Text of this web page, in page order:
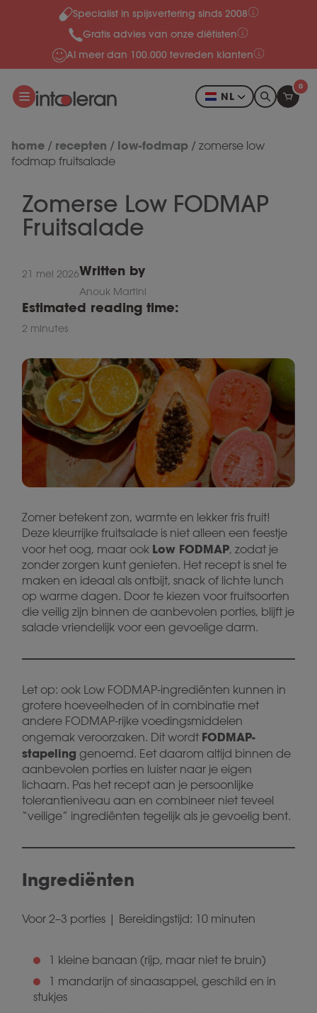
Meteen naar de content
Specialist in spijsvertering sinds 2008
Gratis advies van onze diëtisten
Al meer dan 100.000 tevreden klanten
NL
0
home / recepten / low-fodmap / zomerse low
fodmap fruitsalade
Zomerse Low FODMAP
Fruitsalade
21 mei 2026Written by
Anouk Martini
Estimated reading time:
2 minutes
Zomer betekent zon, warmte en lekker fris fruit!
Deze kleurrijke fruitsalade is niet alleen een feestje
voor het oog, maar ook Low FODMAP, zodat je
zonder zorgen kunt genieten. Het recept is snel te
maken en ideaal als ontbijt, snack of lichte lunch
op warme dagen. Door te kiezen voor fruitsoorten
die veilig zijn binnen de aanbevolen porties, blijft je
salade vriendelijk voor een gevoelige darm.
Let op: ook Low FODMAP-ingrediënten kunnen in
grotere hoeveelheden of in combinatie met
andere FODMAP-rijke voedingsmiddelen
ongemak veroorzaken. Dit wordt FODMAP-
stapeling genoemd. Eet daarom altijd binnen de
aanbevolen porties en luister naar je eigen
lichaam. Pas het recept aan je persoonlijke
tolerantieniveau aan en combineer niet teveel
“veilige” ingrediënten tegelijk als je gevoelig bent.
Ingrediënten
Voor 2–3 porties | Bereidingstijd: 10 minuten
1 kleine banaan (rijp, maar niet te bruin)
1 mandarijn of sinaasappel, geschild en in
stukjes